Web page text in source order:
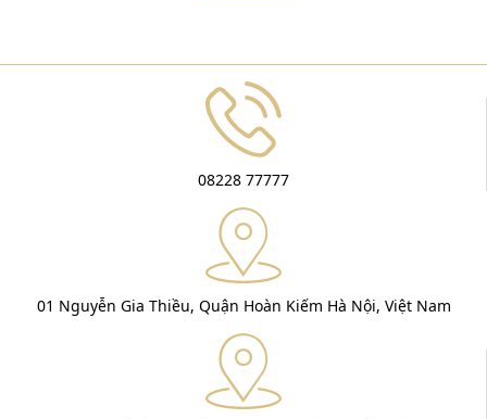
08228 77777
01 Nguyễn Gia Thiều, Quận Hoàn Kiếm Hà Nội, Việt Nam